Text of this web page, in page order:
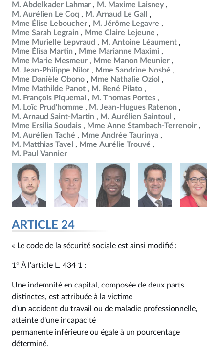
M. Abdelkader Lahmar
M. Maxime Laisney
M. Aurélien Le Coq
M. Arnaud Le Gall
Mme Élise Leboucher
M. Jérôme Legavre
Mme Sarah Legrain
Mme Claire Lejeune
Mme Murielle Lepvraud
M. Antoine Léaument
Mme Élisa Martin
Mme Marianne Maximi
Mme Marie Mesmeur
Mme Manon Meunier
M. Jean-Philippe Nilor
Mme Sandrine Nosbé
Mme Danièle Obono
Mme Nathalie Oziol
Mme Mathilde Panot
M. René Pilato
M. François Piquemal
M. Thomas Portes
M. Loïc Prud'homme
M. Jean-Hugues Ratenon
M. Arnaud Saint-Martin
M. Aurélien Saintoul
Mme Ersilia Soudais
Mme Anne Stambach-Terrenoir
M. Aurélien Taché
Mme Andrée Taurinya
M. Matthias Tavel
Mme Aurélie Trouvé
M. Paul Vannier
ARTICLE 24
« Le code de la sécurité sociale est ainsi modifié :
1° À l’article L. 434 1 :
Une indemnité en capital, composée de deux parts
distinctes, est attribuée à la victime
d'un accident du travail ou de maladie professionnelle,
atteinte d'une incapacité
permanente inférieure ou égale à un pourcentage
déterminé.